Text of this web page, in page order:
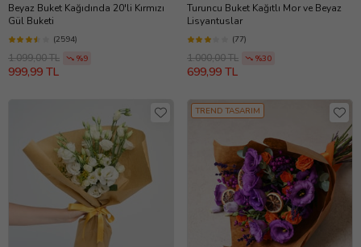
Beyaz Buket Kağıdında 20'li Kırmızı
Gül Buketi
(2594)
1.099,00 TL %9
999,99 TL
Turuncu Buket Kağıtlı Mor ve Beyaz
Lisyantuslar
(77)
1.000,00 TL %30
699,99 TL
TREND TASARIM